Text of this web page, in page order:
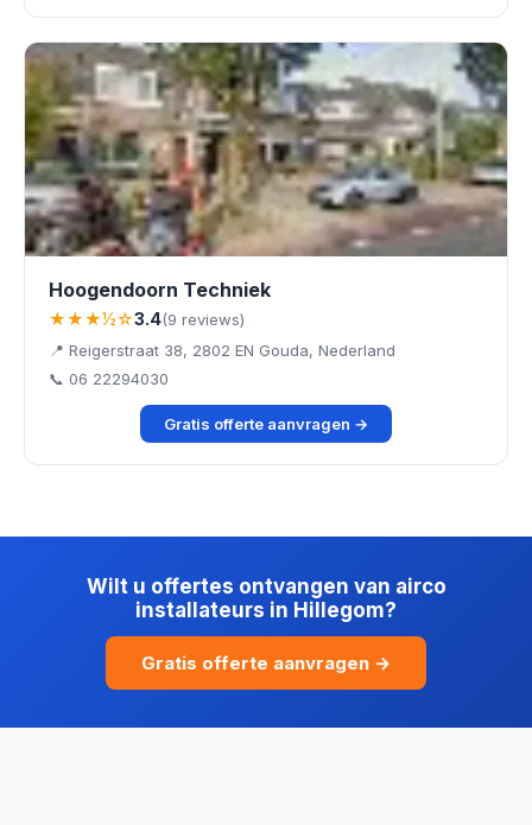
Hoogendoorn Techniek
★★★½☆3.4(9 reviews)
📍 Reigerstraat 38, 2802 EN Gouda, Nederland
📞 06 22294030
Gratis offerte aanvragen →
Wilt u offertes ontvangen van airco
installateurs in Hillegom?
Gratis offerte aanvragen →